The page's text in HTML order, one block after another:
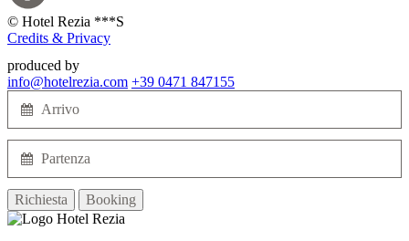
© Hotel Rezia ***S
Credits & Privacy
produced by
info@hotelrezia.com +39 0471 847155
Richiesta Booking